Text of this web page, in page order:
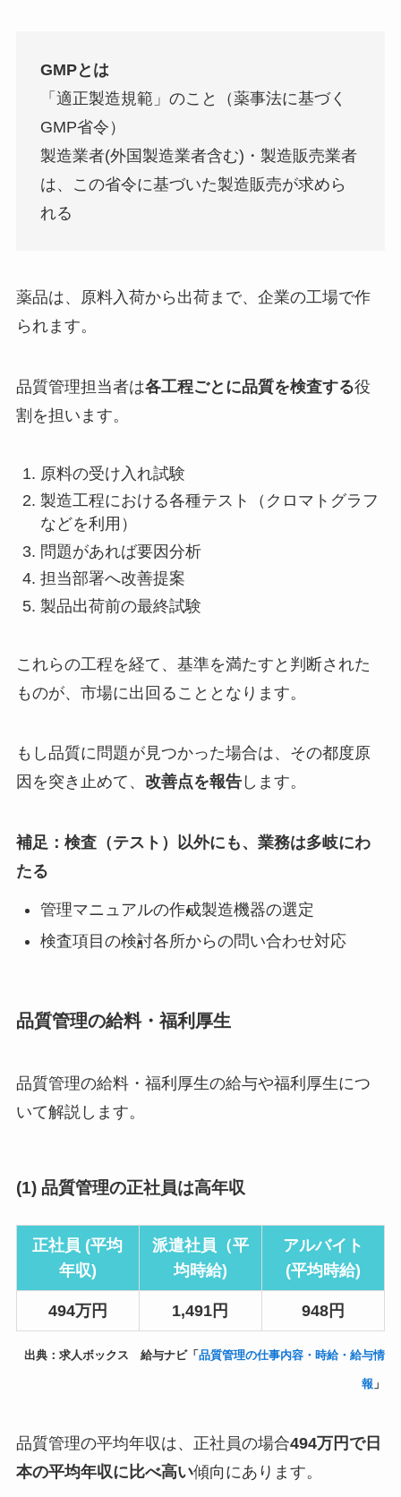
GMPとは
「適正製造規範」のこと（薬事法に基づく
GMP省令）
製造業者(外国製造業者含む)・製造販売業者
は、この省令に基づいた製造販売が求めら
れる
薬品は、原料入荷から出荷まで、企業の工場で作
られます。
品質管理担当者は各工程ごとに品質を検査する役
割を担います。
原料の受け入れ試験
製造工程における各種テスト（クロマトグラフ
などを利用）
問題があれば要因分析
担当部署へ改善提案
製品出荷前の最終試験
これらの工程を経て、基準を満たすと判断された
ものが、市場に出回ることとなります。
もし品質に問題が見つかった場合は、その都度原
因を突き止めて、 改善点を報告します。
補足：検査（テスト）以外にも、業務は多岐にわ
たる
管理マニュアルの作成製造機器の選定
検査項目の検討各所からの問い合わせ対応
品質管理の給料・福利厚生
品質管理の給料・福利厚生の給与や福利厚生につ
いて解説します。
(1) 品質管理の正社員は高年収
正社員 (平均
年収)
派遣社員（平
均時給)
アルバイト
(平均時給)
494万円 1,491円 948円
出典：求人ボックス 給与ナビ「品質管理の仕事内容・時給・給与情
報 」
品質管理の平均年収は、正社員の場合494万円で日
本の平均年収に比べ高い傾向にあります。